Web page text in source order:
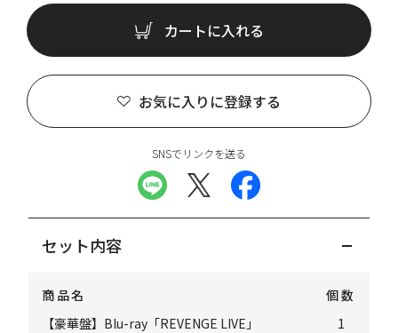
カートに入れる
お気に入りに登録する
SNSでリンクを送る
セット内容
商品名
個数
【豪華盤】Blu-ray「REVENGE LIVE」
1